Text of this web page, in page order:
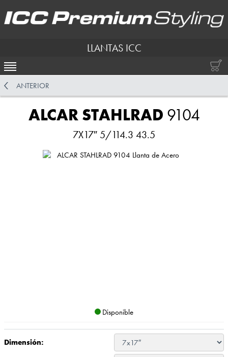
LLANTAS ICC
ACTIVAR NAVEGACIÓN
ANTERIOR
ALCAR STAHLRAD 9104
7X17″ 5/114.3 43.5
Disponible
Dimensión: